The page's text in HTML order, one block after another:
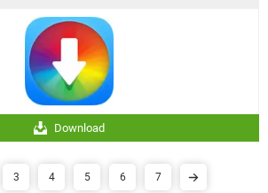
Download
3 4 5 6 7